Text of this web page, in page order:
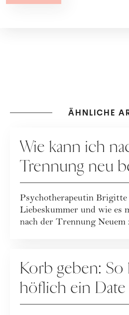
ÄHNLICHE
Wie kann ich
Trennung neu
Psychotherapeutin
Liebeskummer und wie es
nach der Trennung Neuem
Korb geben: So
höflich ein Date